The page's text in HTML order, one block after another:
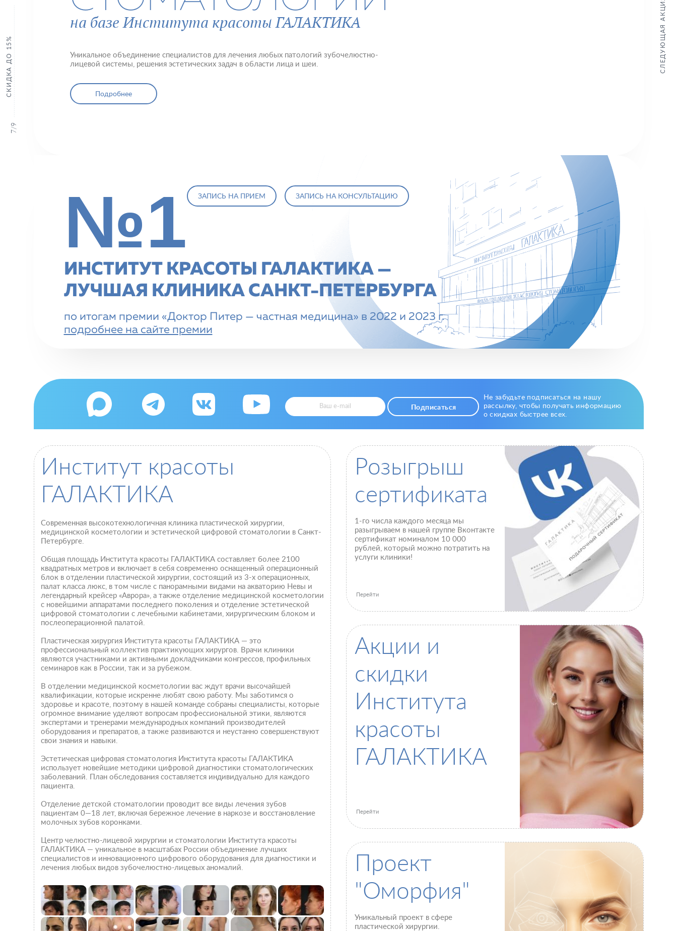
7
/
9
СКИДКА ДО 15% СЛЕДУЮЩАЯ АКЦИЯ
на базе Института красоты ГАЛАКТИКА
Уникальное объединение специалистов для лечения любых патологий зубочелюстно-
лицевой системы, решения эстетических задач в области лица и шеи.
Подробнее
№1 ЗАПИСЬ НА ПРИЕМ ЗАПИСЬ НА КОНСУЛЬТАЦИЮ
ИНСТИТУТ КРАСОТЫ ГАЛАКТИКА —
ЛУЧШАЯ КЛИНИКА CАНКТ-ПЕТЕРБУРГА
по итогам премии «Доктор Питер — частная медицина» в 2022 и 2023 г.
подробнее на сайте премии
Подписаться
Не забудьте подписаться на нашу
рассылку, чтобы получать информацию
о скидках быстрее всех.
Институт красоты
ГАЛАКТИКА
Современная высокотехнологичная клиника пластической хирургии,
медицинской косметологии и эстетической цифровой стоматологии в Санкт-
Петербурге.
Общая площадь Института красоты ГАЛАКТИКА составляет более 2100
квадратных метров и включает в себя современно оснащенный операционный
блок в отделении пластической хирургии, состоящий из 3-х операционных,
палат класса люкс, в том числе с панорамными видами на акваторию Невы и
легендарный крейсер «Аврора», а также отделение медицинской косметологии
с новейшими аппаратами последнего поколения и отделение эстетической
цифровой стоматологии с лечебными кабинетами, хирургическим блоком и
послеоперационной палатой.
Пластическая хирургия Института красоты ГАЛАКТИКА — это
профессиональный коллектив практикующих хирургов. Врачи клиники
являются участниками и активными докладчиками конгрессов, профильных
семинаров как в России, так и за рубежом.
В отделении медицинской косметологии вас ждут врачи высочайшей
квалификации, которые искренне любят свою работу. Мы заботимся о
здоровье и красоте, поэтому в нашей команде собраны специалисты, которые
огромное внимание уделяют вопросам профессиональной этики, являются
экспертами и тренерами международных компаний производителей
оборудования и препаратов, а также развиваются и неустанно совершенствуют
свои знания и навыки.
Эстетическая цифровая стоматология Института красоты ГАЛАКТИКА
использует новейшие методики цифровой диагностики стоматологических
заболеваний. План обследования составляется индивидуально для каждого
пациента.
Отделение детской стоматологии проводит все виды лечения зубов
пациентам 0—18 лет, включая бережное лечение в наркозе и восстановление
молочных зубов коронками.
Центр челюстно-лицевой хирургии и стоматологии Института красоты
ГАЛАКТИКА — уникальное в масштабах России объединение лучших
специалистов и инновационного цифрового оборудования для диагностики и
лечения любых видов зубочелюстно-лицевых аномалий.
Розыгрыш
сертификата
1-го числа каждого месяца мы
разыгрываем в нашей группе Вконтакте
сертификат номиналом 10 000
рублей, который можно потратить на
услуги клиники!
Перейти
Акции и
скидки
Института
красоты
ГАЛАКТИКА
Перейти
Проект
"Оморфия"
Уникальный проект в сфере
пластической хирургии.